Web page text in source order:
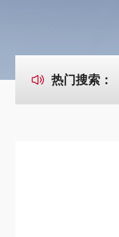
热门搜索：